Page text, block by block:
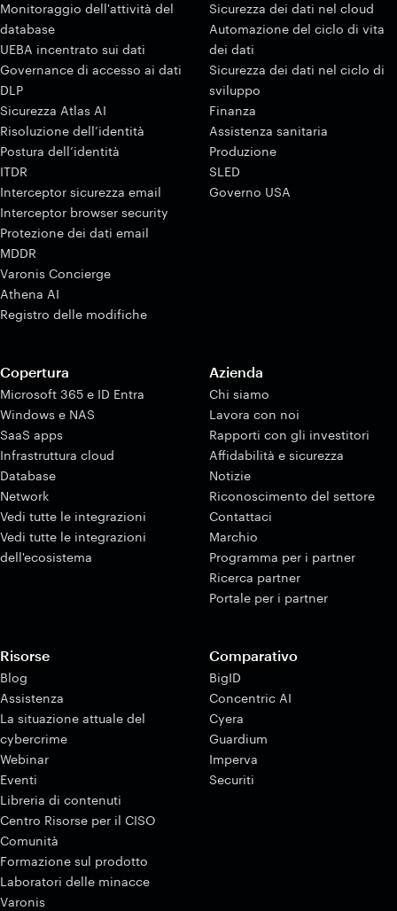
Monitoraggio dell'attività del
database
UEBA incentrato sui dati
Governance di accesso ai dati
DLP
Sicurezza Atlas AI
Risoluzione dell’identità
Postura dell’identità
ITDR
Interceptor sicurezza email
Interceptor browser security
Protezione dei dati email
MDDR
Varonis Concierge
Athena AI
Registro delle modifiche
Sicurezza dei dati nel cloud
Automazione del ciclo di vita
dei dati
Sicurezza dei dati nel ciclo di
sviluppo
Finanza
Assistenza sanitaria
Produzione
SLED
Governo USA
Copertura
Microsoft 365 e ID Entra
Windows e NAS
SaaS apps
Infrastruttura cloud
Database
Network
Vedi tutte le integrazioni
Vedi tutte le integrazioni
dell'ecosistema
Azienda
Chi siamo
Lavora con noi
Rapporti con gli investitori
Affidabilità e sicurezza
Notizie
Riconoscimento del settore
Contattaci
Marchio
Programma per i partner
Ricerca partner
Portale per i partner
Risorse
Blog
Assistenza
La situazione attuale del
cybercrime
Webinar
Eventi
Libreria di contenuti
Centro Risorse per il CISO
Comunità
Formazione sul prodotto
Laboratori delle minacce
Varonis
Comparativo
BigID
Concentric AI
Cyera
Guardium
Imperva
Securiti